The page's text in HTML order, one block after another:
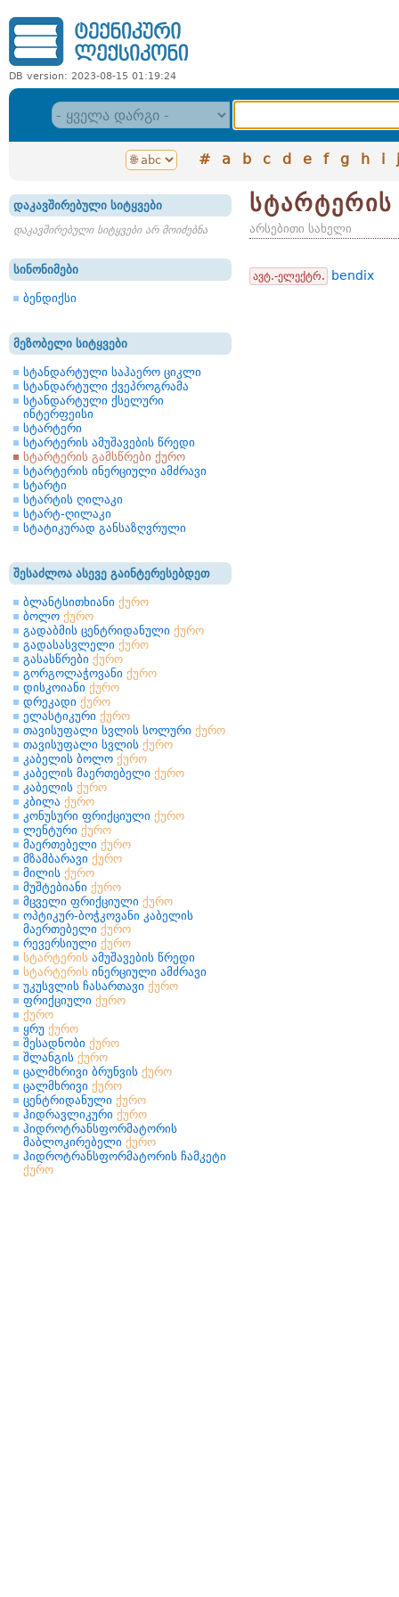
DB version: 2023-08-15 01:19:24
# a b c d e f g h i j
დაკავშირებული სიტყვები
დაკავშირებული სიტყვები არ მოიძებნა
სინონიმები
ბენდიქსი
მეზობელი სიტყვები
სტანდარტული საჰაერო ციკლი
სტანდარტული ქვეპროგრამა
სტანდარტული ქსელური
ინტერფეისი
სტარტერი
სტარტერის ამუშავების წრედი
სტარტერის გამსწრები ქურო
სტარტერის ინერციული ამძრავი
სტარტი
სტარტის ღილაკი
სტარტ-ღილაკი
სტატიკურად განსაზღვრული
შესაძლოა ასევე გაინტერესებდეთ
ბლანტსითხიანი ქურო
ბოლო ქურო
გადაბმის ცენტრიდანული ქურო
გადასასვლელი ქურო
გასასწრები ქურო
გორგოლაჭოვანი ქურო
დისკოიანი ქურო
დრეკადი ქურო
ელასტიკური ქურო
თავისუფალი სვლის სოლური ქურო
თავისუფალი სვლის ქურო
კაბელის ბოლო ქურო
კაბელის მაერთებელი ქურო
კაბელის ქურო
კბილა ქურო
კონუსური ფრიქციული ქურო
ლენტური ქურო
მაერთებელი ქურო
მზამბარავი ქურო
მილის ქურო
მუშტებიანი ქურო
მცველი ფრიქციული ქურო
ოპტიკურ-ბოჭკოვანი კაბელის
მაერთებელი ქურო
რევერსიული ქურო
სტარტერის ამუშავების წრედი
სტარტერის ინერციული ამძრავი
უკუსვლის ჩასართავი ქურო
ფრიქციული ქურო
ქურო
ყრუ ქურო
შესადნობი ქურო
შლანგის ქურო
ცალმხრივი ბრუნვის ქურო
ცალმხრივი ქურო
ცენტრიდანული ქურო
ჰიდრავლიკური ქურო
ჰიდროტრანსფორმატორის
მაბლოკირებელი ქურო
ჰიდროტრანსფორმატორის ჩამკეტი
ქურო
სტარტერის
არსებითი სახელი
ავტ.-ელექტრ. bendix